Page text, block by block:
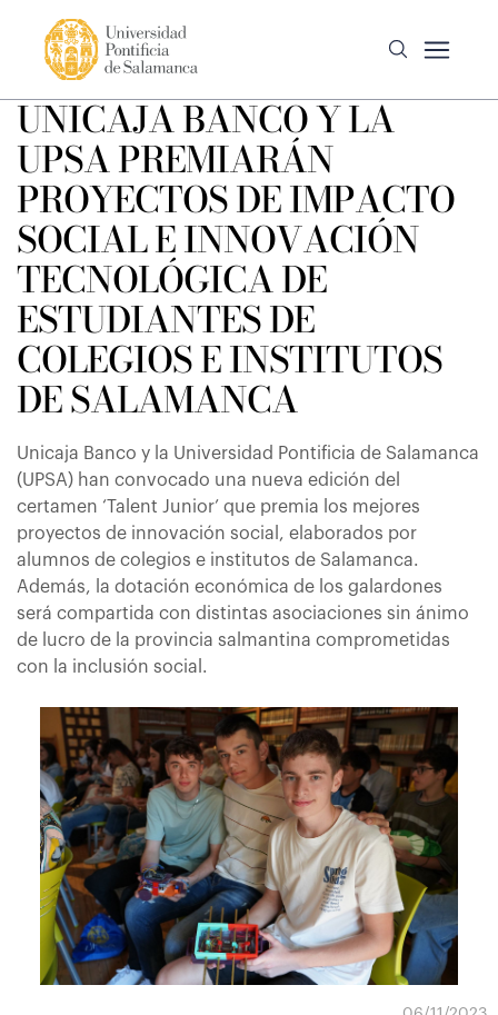
UNICAJA BANCO Y LA
UPSA PREMIARÁN
PROYECTOS DE IMPACTO
SOCIAL E INNOVACIÓN
TECNOLÓGICA DE
ESTUDIANTES DE
COLEGIOS E INSTITUTOS
DE SALAMANCA
Unicaja Banco y la Universidad Pontificia de Salamanca
(UPSA) han convocado una nueva edición del
certamen ‘Talent Junior’ que premia los mejores
proyectos de innovación social, elaborados por
alumnos de colegios e institutos de Salamanca.
Además, la dotación económica de los galardones
será compartida con distintas asociaciones sin ánimo
de lucro de la provincia salmantina comprometidas
con la inclusión social.